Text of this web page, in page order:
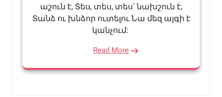
աշուն է, Տես, տես, տես՝ նախշուն է,
Տանձ ու խնձոր ուտելու Նա մեզ այգի է
կանչում:
Read More